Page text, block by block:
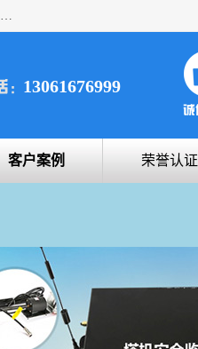
上海宇叶电子科技有限公司是吊钩视频监控、升降机监控、卸料平台监控、塔吊防碰撞、黑匣子防碰撞、风速仪，太阳能障碍灯安全提示灯等一系列升降机的常用配件产品专业研发生产加工的公司，拥有完整、科学的质量管理体系。
13061676999
客户案例 荣誉认证